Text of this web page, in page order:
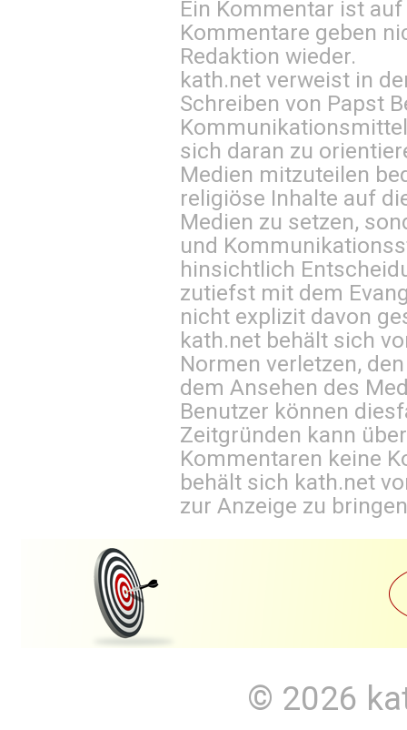
Ein Kommentar ist
Kommentare geben
Redaktion wieder.
kath.net verweist in
Schreiben von Papst
sich daran zu
Medien mitzuteilen
religiöse Inhalte auf
Medien zu setzen,
und
hinsichtlich
zutiefst mit dem
nicht explizit davon
kath.net behält sich
Normen verletzen,
dem Ansehen des
Benutzer können
Zeitgründen kann
Kommentaren keine
behält sich kath.net
zur Anzeige zu
© 2026